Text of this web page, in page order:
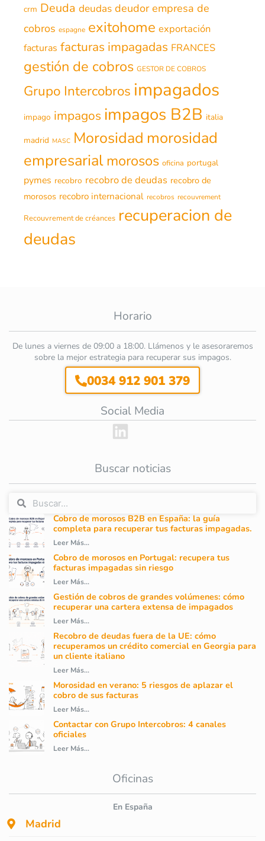
crm Deuda deudas deudor empresa de
cobros espagne exitohome exportación
facturas facturas impagadas FRANCES
gestión de cobros GESTOR DE COBROS
Grupo Intercobros impagados
impago impagos impagos B2B italia
madrid MASC Morosidad morosidad
empresarialmorosos oficina portugal
pymes recobro recobro de deudas recobro de
morosos recobro internacional recobros recouvrement
Recouvrement de créances recuperacion de
deudas
Horario
De lunes a viernes de 09:00 a 18:00. Llámenos y le asesoraremos
sobre la mejor estrategia para recuperar sus impagos.
0034 912 901 379
Social Media
Buscar noticias
Cobro de morosos B2B en España: la guía
completa para recuperar tus facturas impagadas.
Leer Más...
Cobro de morosos en Portugal: recupera tus
facturas impagadas sin riesgo
Leer Más...
Gestión de cobros de grandes volúmenes: cómo
recuperar una cartera extensa de impagados
Leer Más...
Recobro de deudas fuera de la UE: cómo
recuperamos un crédito comercial en Georgia para
un cliente italiano
Leer Más...
Morosidad en verano: 5 riesgos de aplazar el
cobro de sus facturas
Leer Más...
Contactar con Grupo Intercobros: 4 canales
oficiales
Leer Más...
Oficinas
En España
Madrid